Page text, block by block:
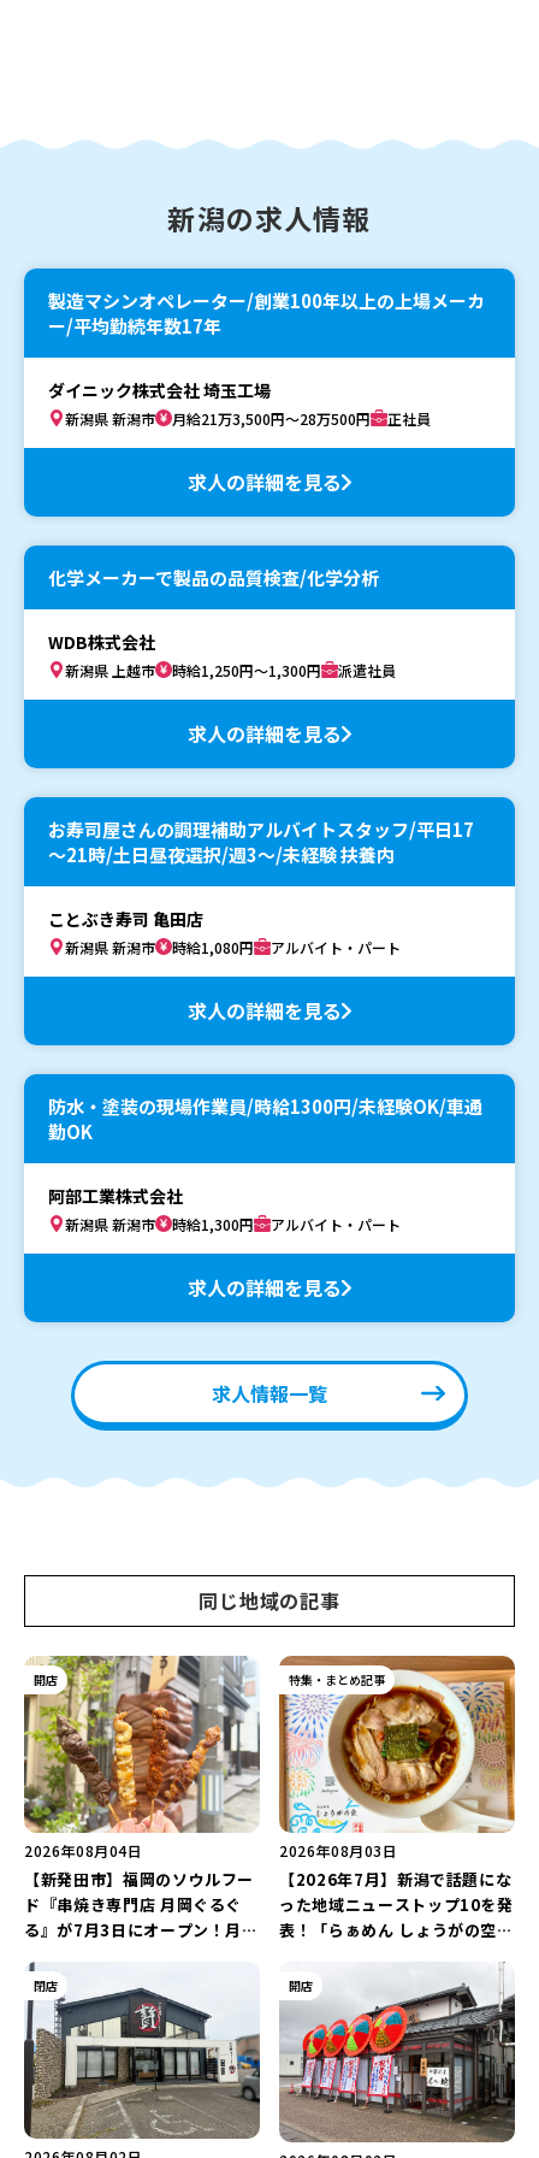
新潟の求人情報
製造マシンオペレーター/創業100年以上の上場メーカ
ー/平均勤続年数17年
ダイニック株式会社 埼玉工場
新潟県 新潟市 月給21万3,500円～28万500円 正社員
求人の詳細を見る
化学メーカーで製品の品質検査/化学分析
WDB株式会社
新潟県 上越市 時給1,250円～1,300円 派遣社員
求人の詳細を見る
お寿司屋さんの調理補助アルバイトスタッフ/平日17
～21時/土日昼夜選択/週3～/未経験 扶養内
ことぶき寿司 亀田店
新潟県 新潟市 時給1,080円 アルバイト・パート
求人の詳細を見る
防水・塗装の現場作業員/時給1300円/未経験OK/車通
勤OK
阿部工業株式会社
新潟県 新潟市 時給1,300円 アルバイト・パート
求人の詳細を見る
求人情報一覧
同じ地域の記事
開店
2026年08月04日
【新発田市】福岡のソウルフー
ド『串焼き専門店 月岡ぐるぐ
る』が7月3日にオープン！月岡
材を使ったぐるぐる串焼き」を
堪能しよう♪
特集・まとめ記事
2026年08月03日
【2026年7月】新潟で話題にな
った地域ニューストップ10を発
表！「らぁめん しょうがの空」
閉店の注目記事をランキングで
ご紹介♪
閉店 開店